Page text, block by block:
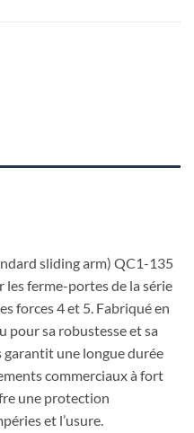
sliding arm) QC1-135
ferme-portes de la série
forces 4 et 5. Fabriqué en
pour sa robustesse et sa
garantit une longue durée
commerciaux à fort
une protection
et l’usure.